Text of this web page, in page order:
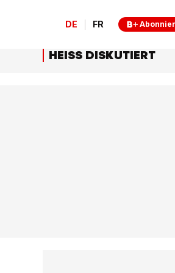
DE FR
HEISS DISKUTIERT